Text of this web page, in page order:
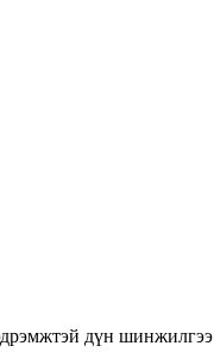
дүн шинжилгээ